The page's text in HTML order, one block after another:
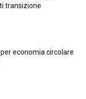
transizione
economia circolare